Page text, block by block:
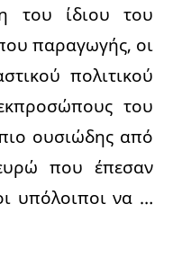
του ίδιου του
παραγωγής, οι
πολιτικού
του
ουσιώδης από
που έπεσαν
υπόλοιποι να …